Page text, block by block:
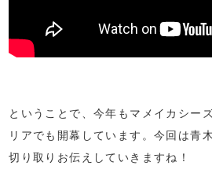
ということで、今年もマメイカシー
リアでも開幕しています。今回は青
切り取りお伝えしていきますね！